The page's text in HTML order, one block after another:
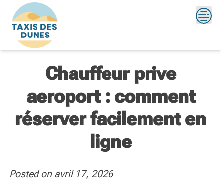
content
Chauffeur prive
aeroport : comment
réserver facilement en
ligne
Posted on avril 17, 2026